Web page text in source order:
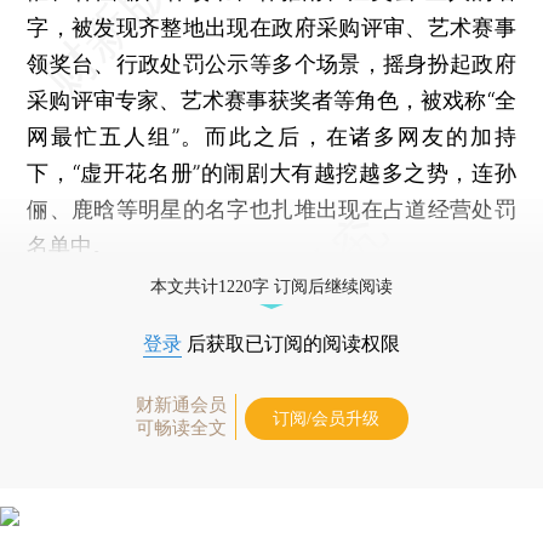
字，被发现齐整地出现在政府采购评审、艺术赛事
领奖台、行政处罚公示等多个场景，摇身扮起政府
采购评审专家、艺术赛事获奖者等角色，被戏称“全
网最忙五人组”。而此之后，在诸多网友的加持
下，“虚开花名册”的闹剧大有越挖越多之势，连孙
俪、鹿晗等明星的名字也扎堆出现在占道经营处罚
名单中。
本文共计1220字 订阅后继续阅读
登录 后获取已订阅的阅读权限
财新通会员
可畅读全文
订阅/会员升级